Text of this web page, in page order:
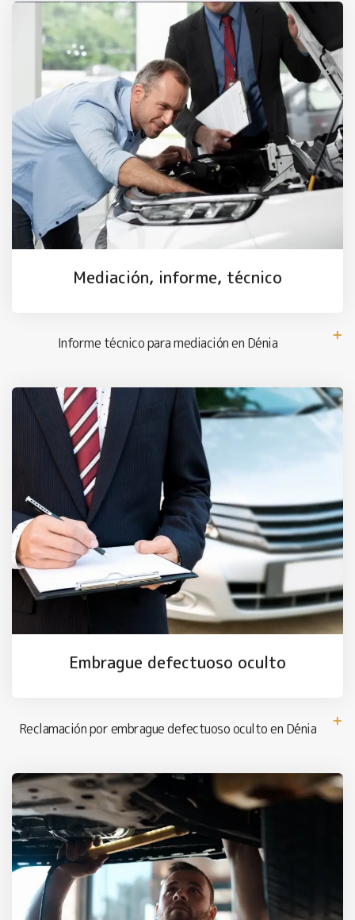
Mediación, informe, técnico
Informe técnico para mediación en Dénia
Embrague defectuoso oculto
Reclamación por embrague defectuoso oculto en Dénia